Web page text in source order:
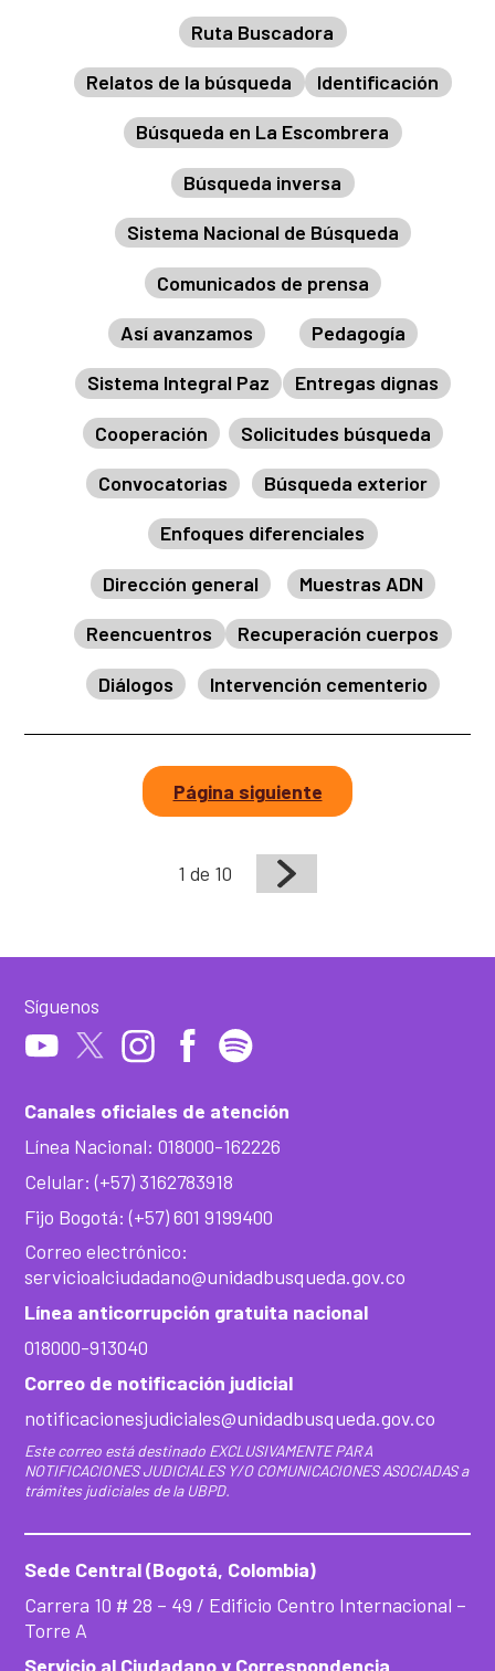
Ruta Buscadora
Relatos de la búsqueda Identificación
Búsqueda en La Escombrera
Búsqueda inversa
Sistema Nacional de Búsqueda
Comunicados de prensa
Así avanzamos Pedagogía
Sistema Integral Paz Entregas dignas
Cooperación Solicitudes búsqueda
Convocatorias Búsqueda exterior
Enfoques diferenciales
Dirección general Muestras ADN
Reencuentros Recuperación cuerpos
Diálogos Intervención cementerio
Página siguiente
1 de 10
Canales oficiales de atención
Línea Nacional: 018000-162226
Celular: (+57) 3162783918
Fijo Bogotá: (+57) 601 9199400
Correo electrónico:
servicioalciudadano@unidadbusqueda.gov.co
Línea anticorrupción gratuita nacional
018000-913040
Correo de notificación judicial
notificacionesjudiciales@unidadbusqueda.gov.co
Este correo está destinado EXCLUSIVAMENTE PARA
NOTIFICACIONES JUDICIALES Y/O COMUNICACIONES ASOCIADAS a
trámites judiciales de la UBPD.
Sede Central (Bogotá, Colombia)
Carrera 10 # 28 – 49 / Edificio Centro Internacional –
Torre A
Servicio al Ciudadano y Correspondencia
Síguenos